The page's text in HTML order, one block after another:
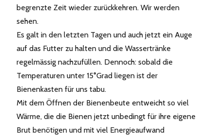
begrenzte Zeit wieder zurückkehren. Wir werden
sehen.
Es galt in den letzten Tagen und auch jetzt ein Auge
auf das Futter zu halten und die Wassertränke
regelmässig nachzufüllen. Dennoch: sobald die
Temperaturen unter 15°Grad liegen ist der
Bienenkasten für uns tabu.
Mit dem Öffnen der Bienenbeute entweicht so viel
Wärme, die die Bienen jetzt unbedingt für ihre eigene
Brut benötigen und mit viel Energieaufwand